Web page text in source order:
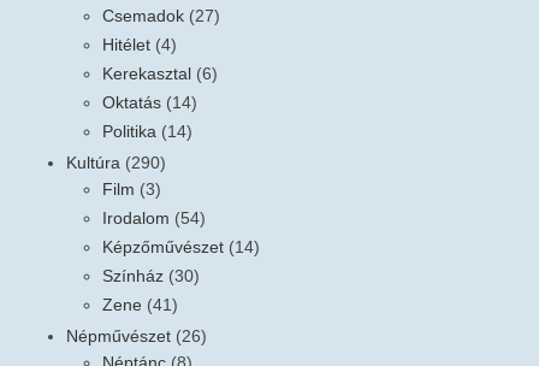
Csemadok (27)
Hitélet (4)
Kerekasztal (6)
Oktatás (14)
Politika (14)
Kultúra (290)
Film (3)
Irodalom (54)
Képzőművészet (14)
Színház (30)
Zene (41)
Népművészet (26)
Néptánc (8)